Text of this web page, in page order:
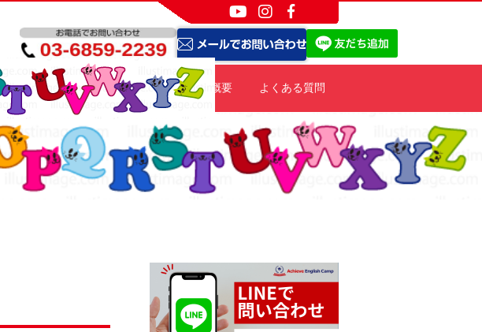
アクセス 体験レポート 会社概要 よくある質問